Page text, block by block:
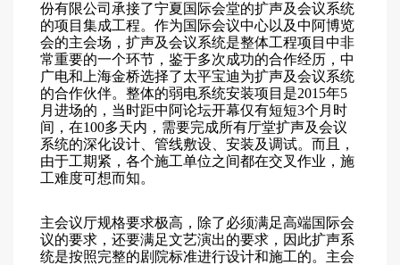
份有限公司承接了宁夏国际会堂的扩声及会议系统
的项目集成工程。作为国际会议中心以及中阿博览
会的主会场，扩声及会议系统是整体工程项目中非
常重要的一个环节，鉴于多次成功的合作经历，中
广电和上海金桥选择了太平宝迪为扩声及会议系统
的合作伙伴。整体的弱电系统安装项目是2015年5
月进场的，当时距中阿论坛开幕仅有短短3个月时
间，在100多天内，需要完成所有厅堂扩声及会议
系统的深化设计、管线敷设、安装及调试。而且，
由于工期紧，各个施工单位之间都在交叉作业，施
工难度可想而知。
主会议厅规格要求极高，除了必须满足高端国际会
议的要求，还要满足文艺演出的要求，因此扩声系
统是按照完整的剧院标准进行设计和施工的。主会